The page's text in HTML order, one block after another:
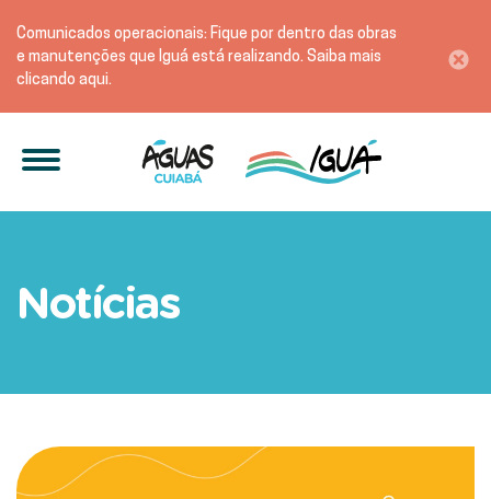
Comunicados operacionais: Fique por dentro das obras
e manutenções que Iguá está realizando. Saiba mais
clicando aqui.
Notícias